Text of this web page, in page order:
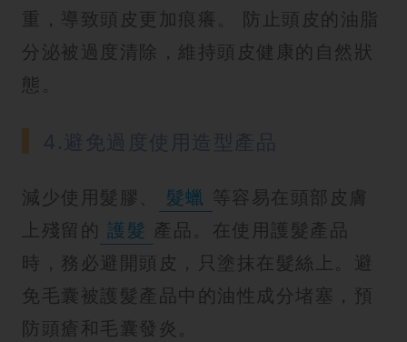
重，導致頭皮更加痕癢。 防止頭皮的油脂
分泌被過度清除，維持頭皮健康的自然狀
態。
減少使用髮膠、 髮蠟 等容易在頭部皮膚
上殘留的 護髮 產品。在使用護髮產品
時，務必避開頭皮，只塗抹在髮絲上。避
免毛囊被護髮產品中的油性成分堵塞，預
防頭瘡和毛囊發炎。